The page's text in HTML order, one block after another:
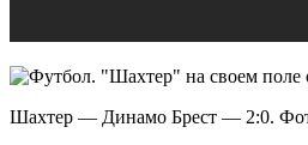
Шахтер — Динамо Брест — 2:0.